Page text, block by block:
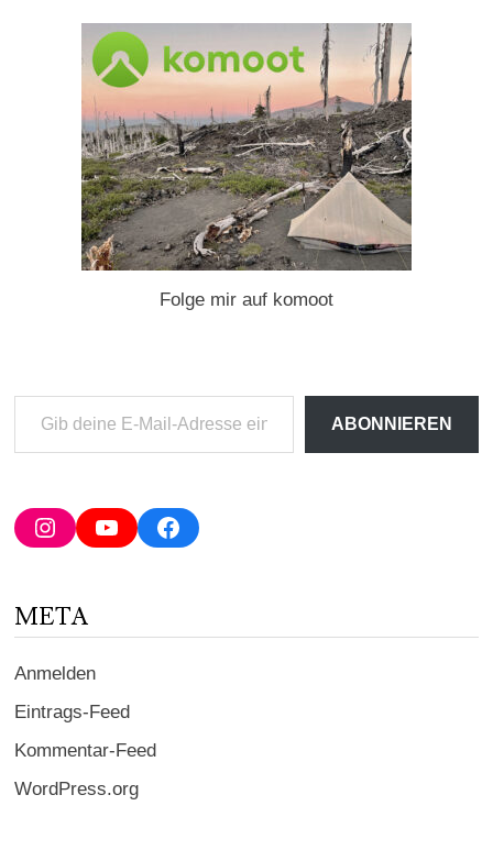
Folge mir auf komoot
deine
Adresse
ein ...
ABONNIEREN
InstagramYouTubeFacebook
META
Anmelden
Eintrags-Feed
Kommentar-Feed
WordPress.org